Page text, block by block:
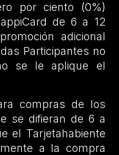
por ciento (0%)
de 6 a 12
adicional
Participantes no
se le aplique el
compras de los
se difieran de 6 a
el Tarjetahabiente
a la compra